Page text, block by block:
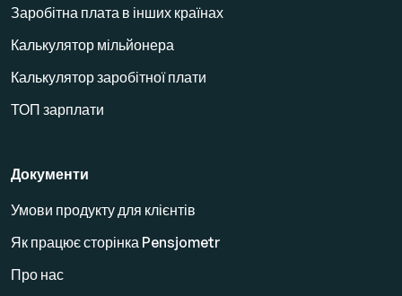
Заробітна плата в інших країнах
Калькулятор мільйонера
Калькулятор заробітної плати
ТОП зарплати
Документи
Умови продукту для клієнтів
Як працює сторінка Pensjometr
Про нас